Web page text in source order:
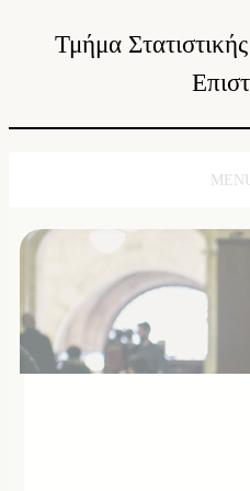
Τμήμα
MENU